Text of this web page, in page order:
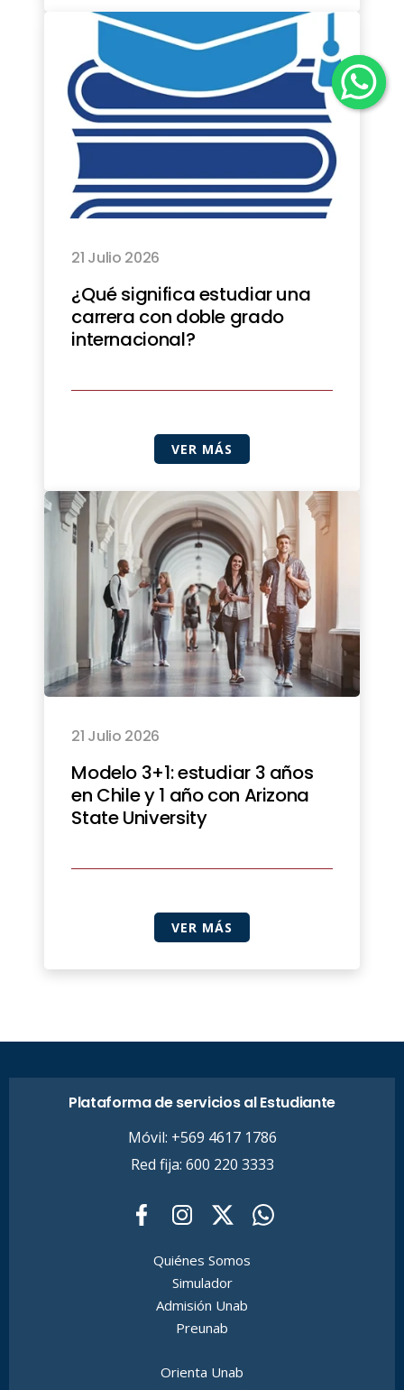
21 Julio 2026
¿Qué significa estudiar una
carrera con doble grado
internacional?
VER MÁS
21 Julio 2026
Modelo 3+1: estudiar 3 años
en Chile y 1 año con Arizona
State University
VER MÁS